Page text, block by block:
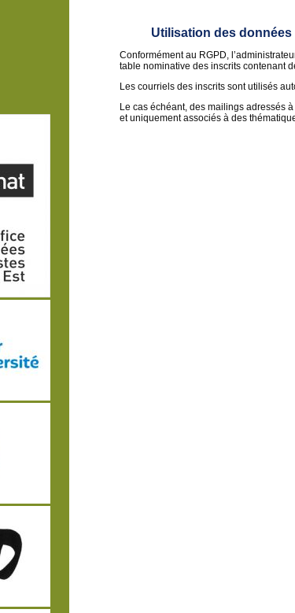
Utilisation des
Conformément au RGPD,
table nominative des inscrits contenant
Les courriels des inscrits sont utilisés
Le cas échéant, des mailings adressés
et uniquement associés à des